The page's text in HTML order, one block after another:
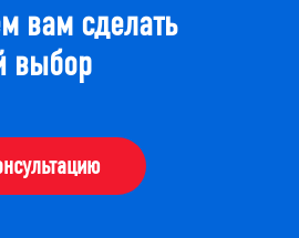
вам сделать
выбор